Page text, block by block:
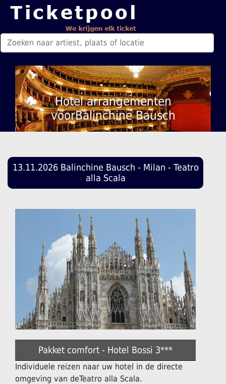
Hotel arrangementen
voorBalinchine Bausch
13.11.2026 Balinchine Bausch - Milan - Teatro
alla Scala
Pakket comfort - Hotel Bossi 3***
Individuele reizen naar uw hotel in de directe
omgeving van deTeatro alla Scala.